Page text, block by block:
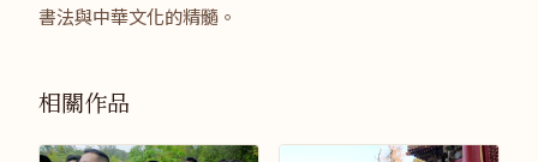
書法與中華文化的精髓。
相關作品